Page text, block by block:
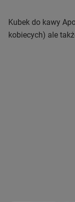
Kubek do kawy
kobiecych) ale